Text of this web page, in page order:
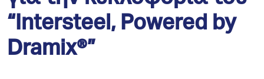
“Intersteel, Powered by
Dramix®”